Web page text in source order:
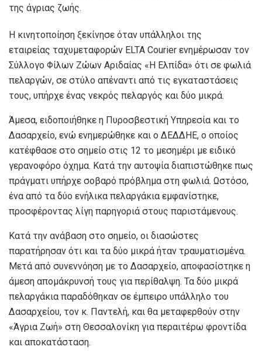
της άγριας ζωής.
Η κινητοποίηση ξεκίνησε όταν υπάλληλοι της
εταιρείας ταχυμεταφορών ELTA Courier ενημέρωσαν τον
Σύλλογο Φίλων Ζώων Αριδαίας «Η Ελπίδα» ότι σε φωλιά
πελαργών, σε στύλο απέναντι από τις εγκαταστάσεις
τους, υπήρχε ένας νεκρός πελαργός και δύο μικρά.
Άμεσα, ειδοποιήθηκε η Πυροσβεστική Υπηρεσία και το
Δασαρχείο, ενώ ενημερώθηκε και ο ΔΕΔΔΗΕ, ο οποίος
κατέφθασε στο σημείο στις 12 το μεσημέρι με ειδικό
γερανοφόρο όχημα. Κατά την αυτοψία διαπιστώθηκε πως
πράγματι υπήρχε σοβαρό πρόβλημα στη φωλιά. Ωστόσο,
ένα από τα δύο ενήλικα πελαργάκια εμφανίστηκε,
προσφέροντας λίγη παρηγοριά στους παριστάμενους.
Κατά την ανάβαση στο σημείο, οι διασώστες
παρατήρησαν ότι και τα δύο μικρά ήταν τραυματισμένα.
Μετά από συνεννόηση με το Δασαρχείο, αποφασίστηκε η
άμεση απομάκρυνσή τους για περίθαλψη. Τα δύο μικρά
πελαργάκια παραδόθηκαν σε έμπειρο υπάλληλο του
Δασαρχείου, τον κ. Παντελή, και θα μεταφερθούν στην
«Άγρια Ζωή» στη Θεσσαλονίκη για περαιτέρω φροντίδα
και αποκατάσταση.